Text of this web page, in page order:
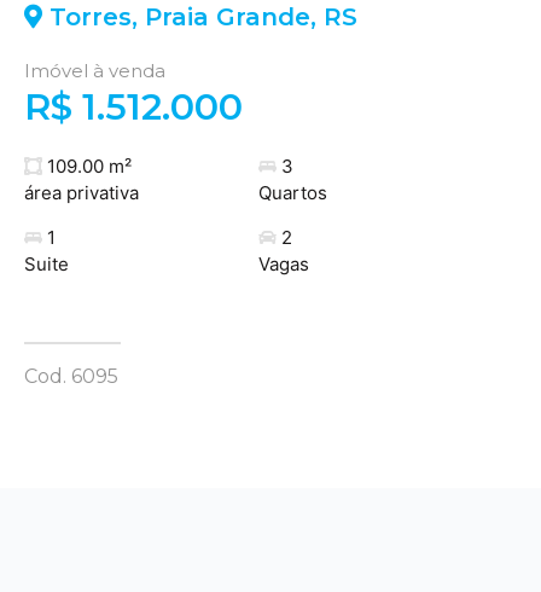
Torres, Praia Grande, RS
Imóvel à venda
R$ 1.512.000
109.00 m²
área privativa
3
Quartos
1
Suite
2
Vagas
Cod. 6095